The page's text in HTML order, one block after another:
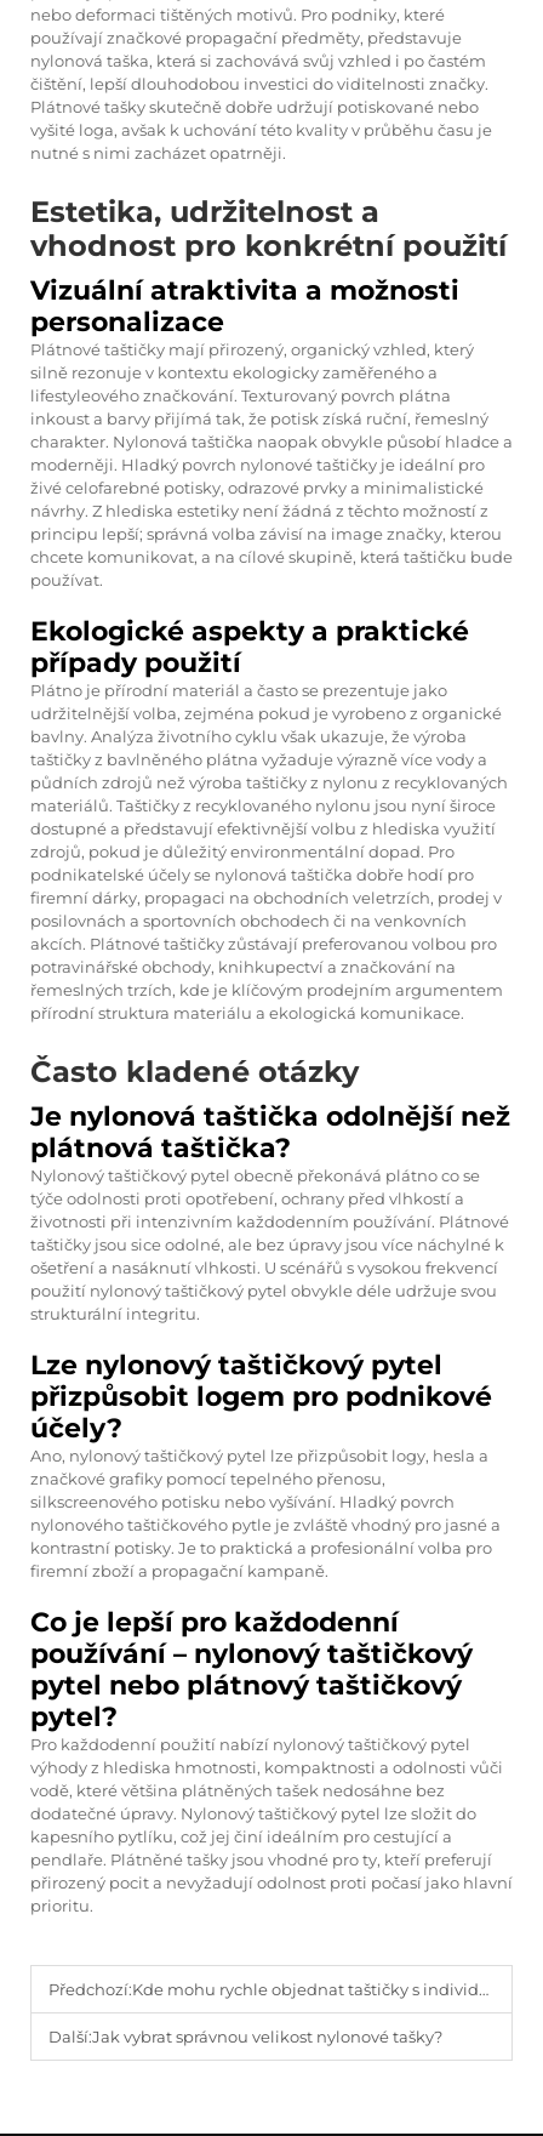
nebo deformaci tištěných motivů. Pro podniky, které
používají značkové propagační předměty, představuje
nylonová taška, která si zachovává svůj vzhled i po častém
čištění, lepší dlouhodobou investici do viditelnosti značky.
Plátnové tašky skutečně dobře udržují potiskované nebo
vyšité loga, avšak k uchování této kvality v průběhu času je
nutné s nimi zacházet opatrněji.
Estetika, udržitelnost a
vhodnost pro konkrétní použití
Vizuální atraktivita a možnosti
personalizace
Plátnové taštičky mají přirozený, organický vzhled, který
silně rezonuje v kontextu ekologicky zaměřeného a
lifestyleového značkování. Texturovaný povrch plátna
inkoust a barvy přijímá tak, že potisk získá ruční, řemeslný
charakter. Nylonová taštička naopak obvykle působí hladce a
moderněji. Hladký povrch nylonové taštičky je ideální pro
živé celofarebné potisky, odrazové prvky a minimalistické
návrhy. Z hlediska estetiky není žádná z těchto možností z
principu lepší; správná volba závisí na image značky, kterou
chcete komunikovat, a na cílové skupině, která taštičku bude
používat.
Ekologické aspekty a praktické
případy použití
Plátno je přírodní materiál a často se prezentuje jako
udržitelnější volba, zejména pokud je vyrobeno z organické
bavlny. Analýza životního cyklu však ukazuje, že výroba
taštičky z bavlněného plátna vyžaduje výrazně více vody a
půdních zdrojů než výroba taštičky z nylonu z recyklovaných
materiálů. Taštičky z recyklovaného nylonu jsou nyní široce
dostupné a představují efektivnější volbu z hlediska využití
zdrojů, pokud je důležitý environmentální dopad. Pro
podnikatelské účely se nylonová taštička dobře hodí pro
firemní dárky, propagaci na obchodních veletrzích, prodej v
posilovnách a sportovních obchodech či na venkovních
akcích. Plátnové taštičky zůstávají preferovanou volbou pro
potravinářské obchody, knihkupectví a značkování na
řemeslných trzích, kde je klíčovým prodejním argumentem
přírodní struktura materiálu a ekologická komunikace.
Často kladené otázky
Je nylonová taštička odolnější než
plátnová taštička?
Nylonový taštičkový pytel obecně překonává plátno co se
týče odolnosti proti opotřebení, ochrany před vlhkostí a
životnosti při intenzivním každodenním používání. Plátnové
taštičky jsou sice odolné, ale bez úpravy jsou více náchylné k
ošetření a nasáknutí vlhkosti. U scénářů s vysokou frekvencí
použití nylonový taštičkový pytel obvykle déle udržuje svou
strukturální integritu.
Lze nylonový taštičkový pytel
přizpůsobit logem pro podnikové
účely?
Ano, nylonový taštičkový pytel lze přizpůsobit logy, hesla a
značkové grafiky pomocí tepelného přenosu,
silkscreenového potisku nebo vyšívání. Hladký povrch
nylonového taštičkového pytle je zvláště vhodný pro jasné a
kontrastní potisky. Je to praktická a profesionální volba pro
firemní zboží a propagační kampaně.
Co je lepší pro každodenní
používání – nylonový taštičkový
pytel nebo plátnový taštičkový
pytel?
Pro každodenní použití nabízí nylonový taštičkový pytel
výhody z hlediska hmotnosti, kompaktnosti a odolnosti vůči
vodě, které většina plátněných tašek nedosáhne bez
dodatečné úpravy. Nylonový taštičkový pytel lze složit do
kapesního pytlíku, což jej činí ideálním pro cestující a
pendlaře. Plátněné tašky jsou vhodné pro ty, kteří preferují
přirozený pocit a nevyžadují odolnost proti počasí jako hlavní
prioritu.
Předchozí:Kde mohu rychle objednat taštičky s individuálním potiskem?
Další:Jak vybrat správnou velikost nylonové tašky?